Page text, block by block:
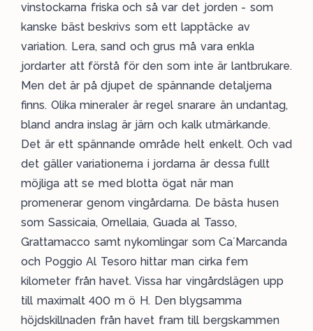
vinstockarna friska och så var det jorden - som
kanske bäst beskrivs som ett lapptäcke av
variation. Lera, sand och grus må vara enkla
jordarter att förstå för den som inte är lantbrukare.
Men det är på djupet de spännande detaljerna
finns. Olika mineraler är regel snarare än undantag,
bland andra inslag är järn och kalk utmärkande.
Det är ett spännande område helt enkelt. Och vad
det gäller variationerna i jordarna är dessa fullt
möjliga att se med blotta ögat när man
promenerar genom vingårdarna. De bästa husen
som Sassicaia, Ornellaia, Guada al Tasso,
Grattamacco samt nykomlingar som Ca´Marcanda
och Poggio Al Tesoro hittar man cirka fem
kilometer från havet. Vissa har vingårdslägen upp
till maximalt 400 m ö H. Den blygsamma
höjdskillnaden från havet fram till bergskammen